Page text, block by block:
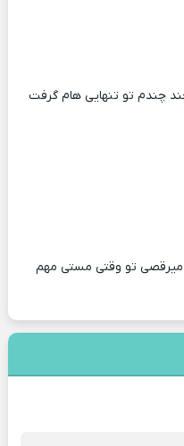
چندم تو تنهایی هام گرفت
تو وقتی مستی مهم